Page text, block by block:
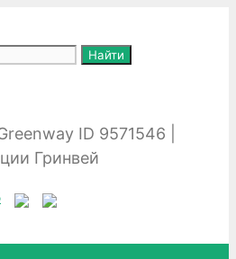
ID 9571546 |
Гринвей